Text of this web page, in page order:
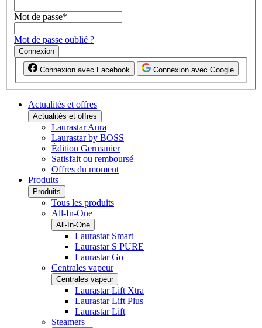
Mot de passe*
Mot de passe oublié ?
Connexion
Connexion avec Facebook Connexion avec Google
Actualités et offres
Actualités et offres
Laurastar Aura
Laurastar by BOSS
Édition Germanier
Satisfait ou remboursé
Offres du moment
Produits
Produits
Tous les produits
All-In-One
All-In-One
Laurastar Smart
Laurastar S PURE
Laurastar Go
Centrales vapeur
Centrales vapeur
Laurastar Lift Xtra
Laurastar Lift Plus
Laurastar Lift
Steamers